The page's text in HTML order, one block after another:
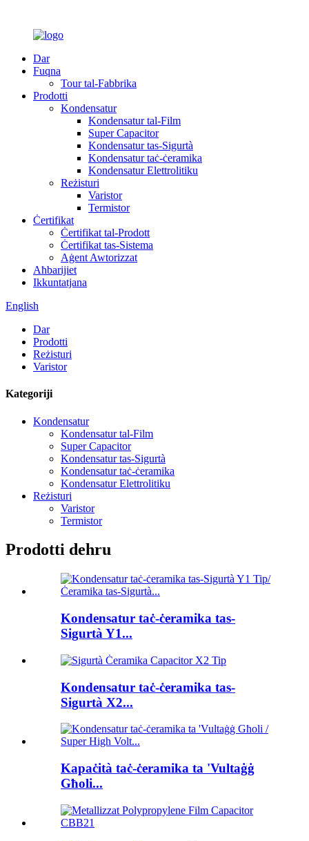
Dar
Fuqna
Tour tal-Fabbrika
Prodotti
Kondensatur
Kondensatur tal-Film
Super Capacitor
Kondensatur tas-Sigurtà
Kondensatur taċ-ċeramika
Kondensatur Elettrolitiku
Reżisturi
Varistor
Termistor
Ċertifikat
Ċertifikat tal-Prodott
Ċertifikat tas-Sistema
Aġent Awtorizzat
Aħbarijiet
Ikkuntatjana
English
Dar
Prodotti
Reżisturi
Varistor
Kategoriji
Kondensatur
Kondensatur tal-Film
Super Capacitor
Kondensatur tas-Sigurtà
Kondensatur taċ-ċeramika
Kondensatur Elettrolitiku
Reżisturi
Varistor
Termistor
Prodotti dehru
Kondensatur taċ-ċeramika tas-
Sigurtà Y1...
Kondensatur taċ-ċeramika tas-
Sigurtà X2...
Kapaċità taċ-ċeramika ta 'Vultaġġ
Għoli...